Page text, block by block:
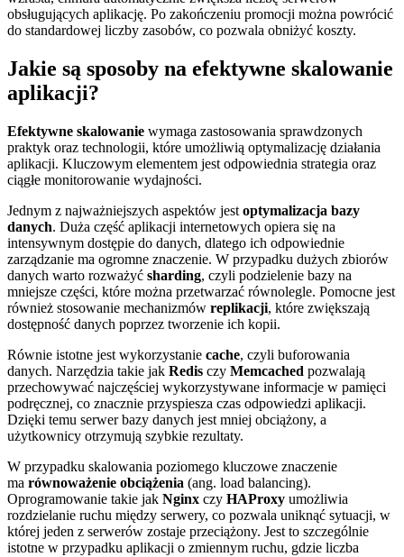
obsługujących aplikację. Po zakończeniu promocji można powrócić
do standardowej liczby zasobów, co pozwala obniżyć koszty.
Jakie są sposoby na efektywne skalowanie
aplikacji?
Efektywne skalowanie wymaga zastosowania sprawdzonych
praktyk oraz technologii, które umożliwią optymalizację działania
aplikacji. Kluczowym elementem jest odpowiednia strategia oraz
ciągłe monitorowanie wydajności.
Jednym z najważniejszych aspektów jest optymalizacja bazy
danych. Duża część aplikacji internetowych opiera się na
intensywnym dostępie do danych, dlatego ich odpowiednie
zarządzanie ma ogromne znaczenie. W przypadku dużych zbiorów
danych warto rozważyć sharding, czyli podzielenie bazy na
mniejsze części, które można przetwarzać równolegle. Pomocne jest
również stosowanie mechanizmów replikacji, które zwiększają
dostępność danych poprzez tworzenie ich kopii.
Równie istotne jest wykorzystanie cache, czyli buforowania
danych. Narzędzia takie jak Redis czy Memcached pozwalają
przechowywać najczęściej wykorzystywane informacje w pamięci
podręcznej, co znacznie przyspiesza czas odpowiedzi aplikacji.
Dzięki temu serwer bazy danych jest mniej obciążony, a
użytkownicy otrzymują szybkie rezultaty.
W przypadku skalowania poziomego kluczowe znaczenie
ma równoważenie obciążenia (ang. load balancing).
Oprogramowanie takie jak Nginx czy HAProxy umożliwia
rozdzielanie ruchu między serwery, co pozwala uniknąć sytuacji, w
której jeden z serwerów zostaje przeciążony. Jest to szczególnie
istotne w przypadku aplikacji o zmiennym ruchu, gdzie liczba